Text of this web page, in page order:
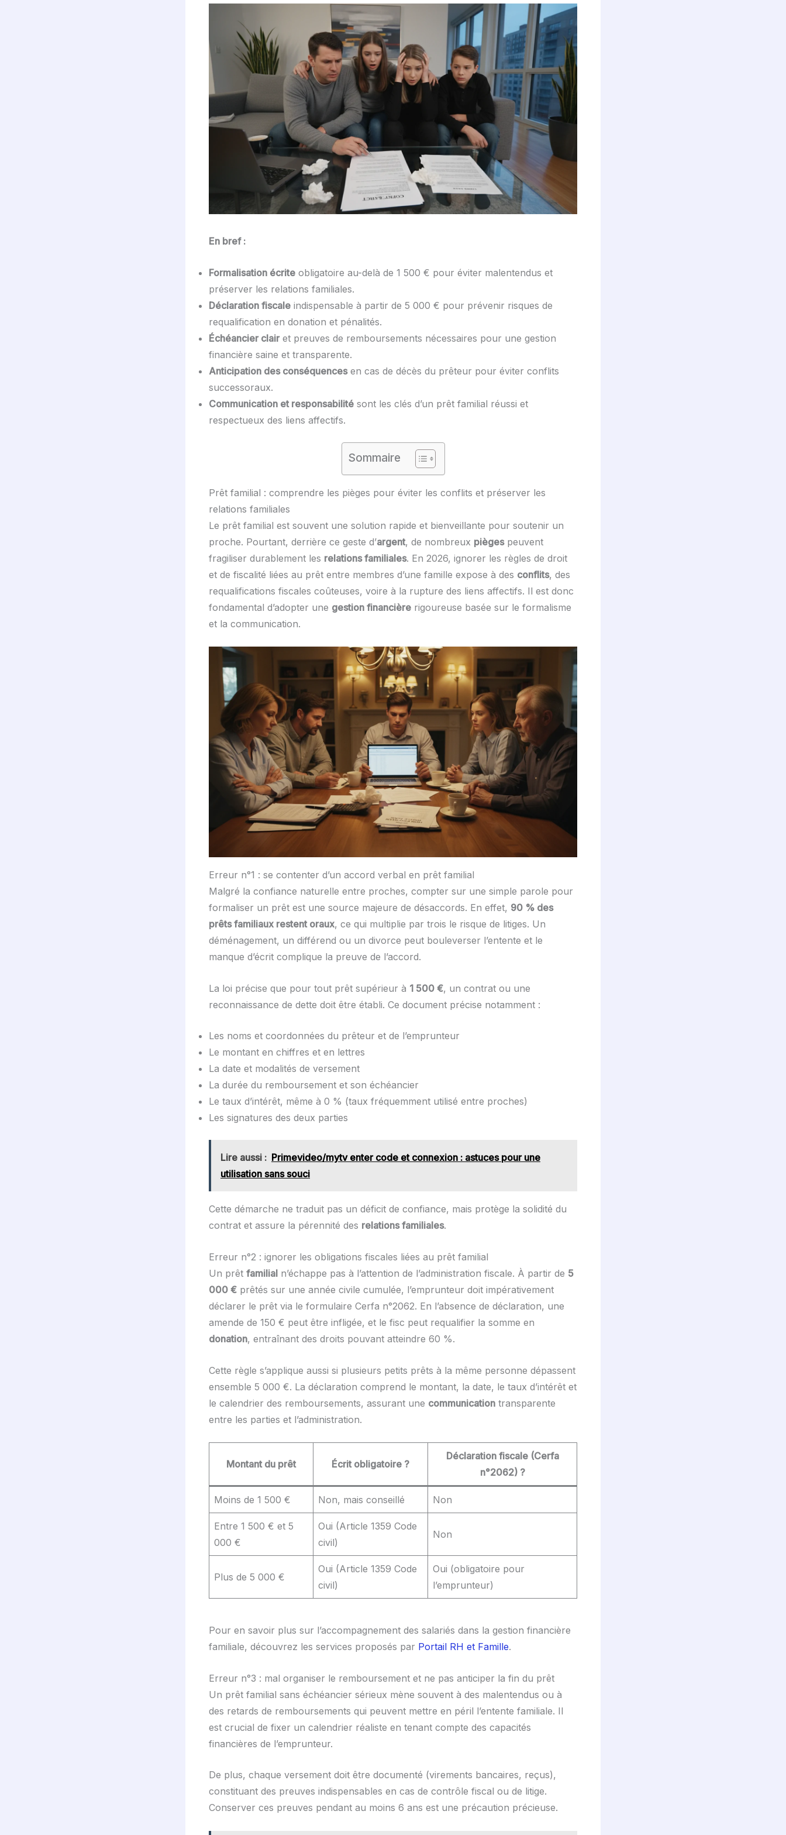
En bref :
Formalisation écrite obligatoire au-delà de 1 500 € pour éviter malentendus et
préserver les relations familiales.
Déclaration fiscale indispensable à partir de 5 000 € pour prévenir risques de
requalification en donation et pénalités.
Échéancier clair et preuves de remboursements nécessaires pour une gestion
financière saine et transparente.
Anticipation des conséquencesen cas de décès du prêteur pour éviter conflits
successoraux.
Communication et responsabilité sont les clés d’un prêt familial réussi et
respectueux des liens affectifs.
Sommaire
Prêt familial : comprendre les pièges pour éviter les conflits et préserver les
relations familiales
Le prêt familial est souvent une solution rapide et bienveillante pour soutenir un
proche. Pourtant, derrière ce geste d’argent, de nombreux piègespeuvent
fragiliser durablement les relations familiales. En 2026, ignorer les règles de droit
et de fiscalité liées au prêt entre membres d’une famille expose à des conflits, des
requalifications fiscales coûteuses, voire à la rupture des liens affectifs. Il est donc
fondamental d’adopter une gestion financière rigoureuse basée sur le formalisme
et la communication.
Erreur n°1 : se contenter d’un accord verbal en prêt familial
Malgré la confiance naturelle entre proches, compter sur une simple parole pour
formaliser un prêt est une source majeure de désaccords. En effet, 90 % des
prêts familiaux restent oraux, ce qui multiplie par trois le risque de litiges. Un
déménagement, un différend ou un divorce peut bouleverser l’entente et le
manque d’écrit complique la preuve de l’accord.
La loi précise que pour tout prêt supérieur à 1 500 €, un contrat ou une
reconnaissance de dette doit être établi. Ce document précise notamment :
Les noms et coordonnées du prêteur et de l’emprunteur
Le montant en chiffres et en lettres
La date et modalités de versement
La durée du remboursement et son échéancier
Le taux d’intérêt, même à 0 % (taux fréquemment utilisé entre proches)
Les signatures des deux parties
Lire aussi : Primevideo/mytv enter code et connexion : astuces pour une
utilisation sans souci
Cette démarche ne traduit pas un déficit de confiance, mais protège la solidité du
contrat et assure la pérennité des relations familiales.
Erreur n°2 : ignorer les obligations fiscales liées au prêt familial
Un prêt familial n’échappe pas à l’attention de l’administration fiscale. À partir de 5
000 € prêtés sur une année civile cumulée, l’emprunteur doit impérativement
déclarer le prêt via le formulaire Cerfa n°2062. En l’absence de déclaration, une
amende de 150 € peut être infligée, et le fisc peut requalifier la somme en
donation, entraînant des droits pouvant atteindre 60 %.
Cette règle s’applique aussi si plusieurs petits prêts à la même personne dépassent
ensemble 5 000 €. La déclaration comprend le montant, la date, le taux d’intérêt et
le calendrier des remboursements, assurant une communication transparente
entre les parties et l’administration.
Montant du prêt Écrit obligatoire ?
Déclaration fiscale (Cerfa
n°2062) ?
Moins de 1 500 € Non, mais conseillé Non
Entre 1 500 € et 5
000 €
Oui (Article 1359 Code
civil)
Non
Plus de 5 000 €
Oui (Article 1359 Code
civil)
Oui (obligatoire pour
l’emprunteur)
Pour en savoir plus sur l’accompagnement des salariés dans la gestion financière
familiale, découvrez les services proposés par Portail RH et Famille.
Erreur n°3 : mal organiser le remboursement et ne pas anticiper la fin du prêt
Un prêt familial sans échéancier sérieux mène souvent à des malentendus ou à
des retards de remboursements qui peuvent mettre en péril l’entente familiale. Il
est crucial de fixer un calendrier réaliste en tenant compte des capacités
financières de l’emprunteur.
De plus, chaque versement doit être documenté (virements bancaires, reçus),
constituant des preuves indispensables en cas de contrôle fiscal ou de litige.
Conserver ces preuves pendant au moins 6 ans est une précaution précieuse.